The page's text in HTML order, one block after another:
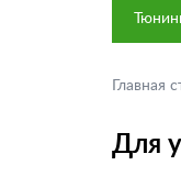
Главная
Для